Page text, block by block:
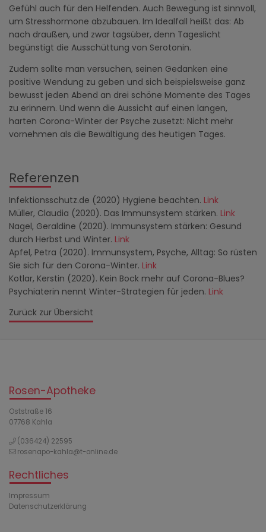
Zurück zur Übersicht
Gefühl auch für den Helfenden. Auch Bewegung ist sinnvoll,
um Stresshormone abzubauen. Im Idealfall heißt das: Ab
nach draußen, und zwar tagsüber, denn Tageslicht
begünstigt die Ausschüttung von Serotonin.
Zudem sollte man versuchen, seinen Gedanken eine
positive Wendung zu geben und sich beispielsweise ganz
bewusst jeden Abend an drei schöne Momente des Tages
zu erinnern. Und wenn die Aussicht auf einen langen,
harten Corona-Winter der Psyche zusetzt: Nicht mehr
vornehmen als die Bewältigung des heutigen Tages.
Referenzen
Infektionsschutz.de (2020) Hygiene beachten. Link
Müller, Claudia (2020). Das Immunsystem stärken. Link
Nagel, Geraldine (2020). Immunsystem stärken: Gesund
durch Herbst und Winter. Link
Apfel, Petra (2020). Immunsystem, Psyche, Alltag: So rüsten
Sie sich für den Corona-Winter. Link
Kotlar, Kerstin (2020). Kein Bock mehr auf Corona-Blues?
Psychiaterin nennt Winter-Strategien für jeden. Link
Rosen-Apotheke
Oststraße 16
07768 Kahla
(036424) 22595
rosenapo-kahla@t-online.de
Rechtliches
Impressum
Datenschutzerklärung